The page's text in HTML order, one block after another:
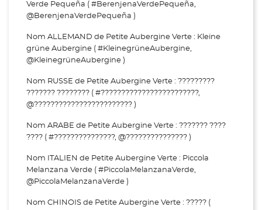
Verde Pequeña ( #BerenjenaVerdePequeña,
@BerenjenaVerdePequeña )
Nom ALLEMAND de Petite Aubergine Verte : Kleine
grüne Aubergine ( #KleinegrüneAubergine,
@KleinegrüneAubergine )
Nom RUSSE de Petite Aubergine Verte : ?????????
??????? ???????? ( #????????????????????????,
@???????????????????????? )
Nom ARABE de Petite Aubergine Verte : ??????? ????
???? ( #???????????????, @??????????????? )
Nom ITALIEN de Petite Aubergine Verte : Piccola
Melanzana Verde ( #PiccolaMelanzanaVerde,
@PiccolaMelanzanaVerde )
Nom CHINOIS de Petite Aubergine Verte : ????? (